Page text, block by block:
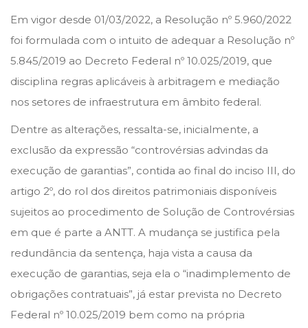
s
t
e
d
o
e
a
b
r
i
s
t
e
d
i
Em vigor desde 01/03/2022, a Resolução nº 5.960/2022
foi formulada com o intuito de adequar a Resolução nº
5.845/2019 ao Decreto Federal nº 10.025/2019, que
disciplina regras aplicáveis à arbitragem e mediação
nos setores de infraestrutura em âmbito federal.
Dentre as alterações, ressalta-se, inicialmente, a
exclusão da expressão “controvérsias advindas da
execução de garantias”, contida ao final do inciso III, do
artigo 2º, do rol dos direitos patrimoniais disponíveis
sujeitos ao procedimento de Solução de Controvérsias
em que é parte a ANTT. A mudança se justifica pela
redundância da sentença, haja vista a causa da
execução de garantias, seja ela o “inadimplemento de
obrigações contratuais”, já estar prevista no Decreto
Federal nº 10.025/2019 bem como na própria